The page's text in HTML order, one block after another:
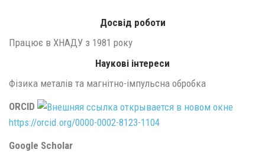
Досвід роботи
Працює в ХНАДУ з 1981 року
Наукові інтереси
Фізика металів та магнітно-імпульсна обробка
ORCID
https://orcid.org/0000-0002-8123-1104
Google Scholar